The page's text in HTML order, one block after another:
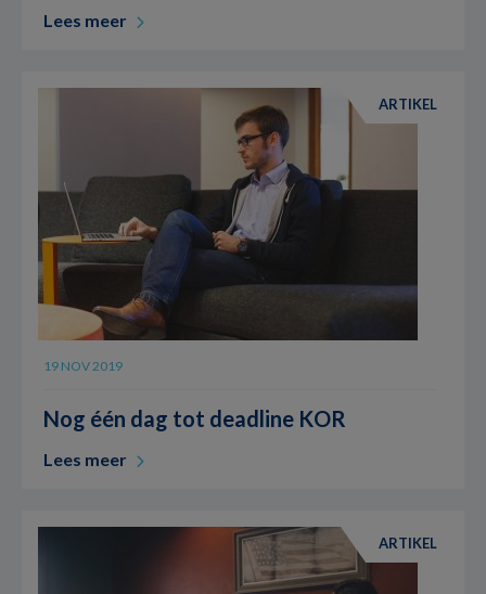
Lees meer
ARTIKEL
19 NOV 2019
Nog één dag tot deadline KOR
Lees meer
ARTIKEL